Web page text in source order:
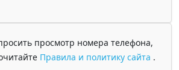
просмотр номера телефона,
Правила и политику сайта .